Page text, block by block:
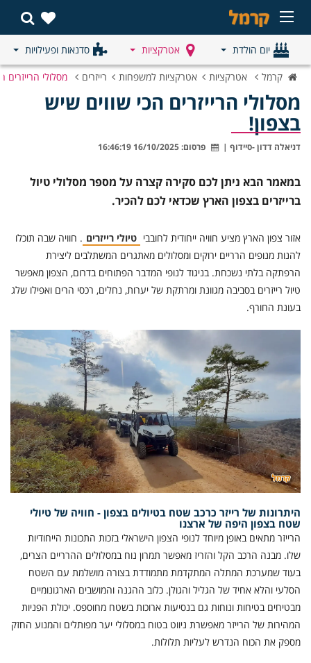
יום הולדת אטרקציות סדנאות ופעילויות
קרמל אטרקציות אטרקציות למשפחות רייזרים מסלולי הרייזרים
מסלולי הרייזרים הכי שווים שיש
בצפון!
דניאלה דדון -סיידוף | פרסום: 16/10/2025 16:46:19
במאמר הבא ניתן לכם סקירה קצרה על מספר מסלולי טיול
ברייזרים בצפון הארץ שכדאי לכם להכיר.
אזור צפון הארץ מציע חוויה ייחודית לחובבי טיולי רייזרים . חוויה שבה תוכלו
להנות מנופים הרריים ירוקים ומסלולים מאתגרים המשתלבים ליצירת
הרפתקה בלתי נשכחת. בניגוד לנופי המדבר הפתוחים בדרום, הצפון מאפשר
טיול רייזרים בסביבה מגוונת ומרתקת של יערות, נחלים, רכסי הרים ואפילו שלג
בעונת החורף.
היתרונות של רייזר כרכב שטח בטיולים בצפון - חוויה של טיולי
שטח בצפון היפה של ארצנו
הרייזר מתאים באופן מיוחד לנופי הצפון הישראלי בזכות התכונות הייחודיות
שלו. מבנה הרכב הקל והזריז מאפשר תמרון נוח במסלולים ההרריים הצרים,
בעוד שמערכת המתלה המתקדמת מתמודדת בצורה מושלמת עם השטח
הסלעי והלא אחיד של הגליל והגולן. כלוב ההגנה והמושבים הארגונומיים
מבטיחים בטיחות ונוחות גם בנסיעות ארוכות בשטח מחוספס. יכולת הפניות
המהירות של הרייזר מאפשרת ניווט בטוח במסלולי יער מפותלים והמנוע החזק
מספק את הכוח הנדרש לעליות תלולות.